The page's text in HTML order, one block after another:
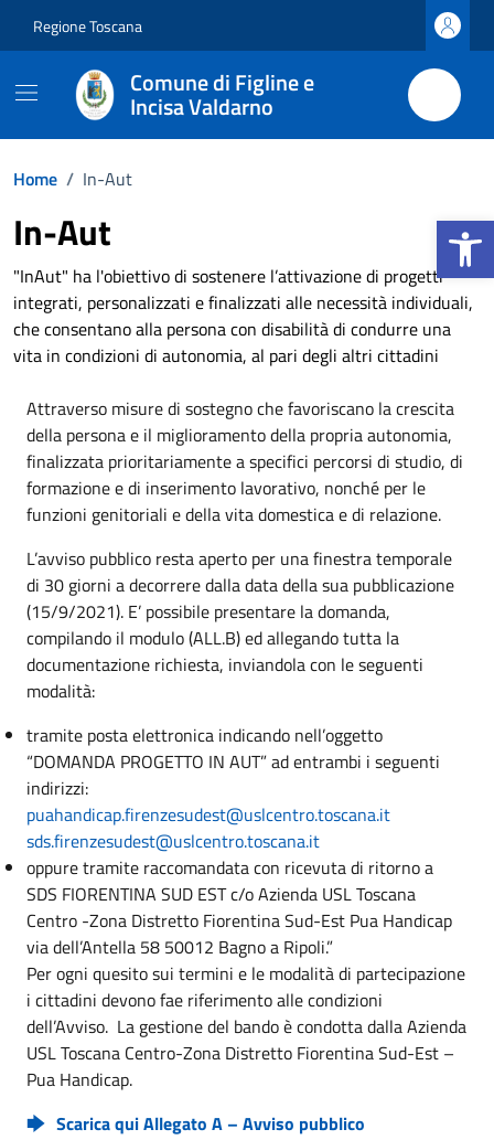
Apri la
Regione Toscana
Comune di Figline e
Incisa Valdarno
Home / In-Aut
In-Aut
"InAut" ha l'obiettivo di sostenere l’attivazione di progetti
integrati, personalizzati e finalizzati alle necessità individuali,
che consentano alla persona con disabilità di condurre una
vita in condizioni di autonomia, al pari degli altri cittadini
Attraverso misure di sostegno che favoriscano la crescita
della persona e il miglioramento della propria autonomia,
finalizzata prioritariamente a specifici percorsi di studio, di
formazione e di inserimento lavorativo, nonché per le
funzioni genitoriali e della vita domestica e di relazione.
L’avviso pubblico resta aperto per una finestra temporale
di 30 giorni a decorrere dalla data della sua pubblicazione
(15/9/2021). E’ possibile presentare la domanda,
compilando il modulo (ALL.B) ed allegando tutta la
documentazione richiesta, inviandola con le seguenti
modalità:
tramite posta elettronica indicando nell’oggetto
“DOMANDA PROGETTO IN AUT” ad entrambi i seguenti
indirizzi:
puahandicap.firenzesudest@uslcentro.toscana.it
sds.firenzesudest@uslcentro.toscana.it
oppure tramite raccomandata con ricevuta di ritorno a
SDS FIORENTINA SUD EST c/o Azienda USL Toscana
Centro -Zona Distretto Fiorentina Sud-Est Pua Handicap
via dell’Antella 58 50012 Bagno a Ripoli.”
Per ogni quesito sui termini e le modalità di partecipazione
i cittadini devono fae riferimento alle condizioni
dell’Avviso. La gestione del bando è condotta dalla Azienda
USL Toscana Centro-Zona Distretto Fiorentina Sud-Est –
Pua Handicap.
Scarica qui Allegato A – Avviso pubblico